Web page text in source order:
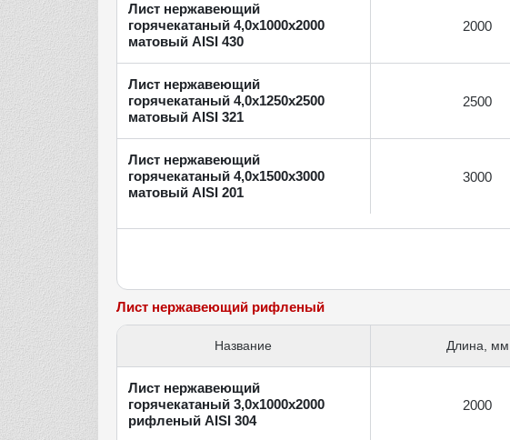
Лист нержавеющий
горячекатаный 4,0х1000х2000
матовый AISI 430
2000
Лист нержавеющий
горячекатаный 4,0х1250х2500
матовый AISI 321
2500
Лист нержавеющий
горячекатаный 4,0х1500х3000
матовый AISI 201
3000
Лист нержавеющий рифленый
Название Длина, мм
Лист нержавеющий
горячекатаный 3,0х1000х2000
рифленый AISI 304
2000